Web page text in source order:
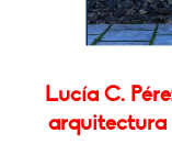
Lucía C.
arquitectura